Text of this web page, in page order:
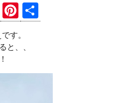
Li
Pi
nt
er
t
有
す。
と、、